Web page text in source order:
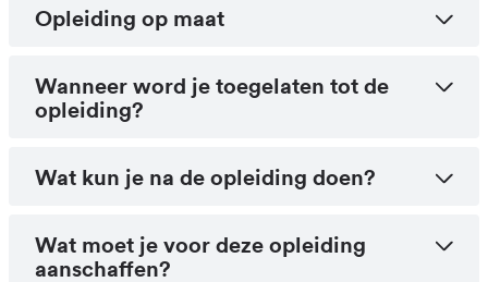
Opleiding op maat
Wanneer word je toegelaten tot de
opleiding?
Wat kun je na de opleiding doen?
Wat moet je voor deze opleiding
aanschaffen?